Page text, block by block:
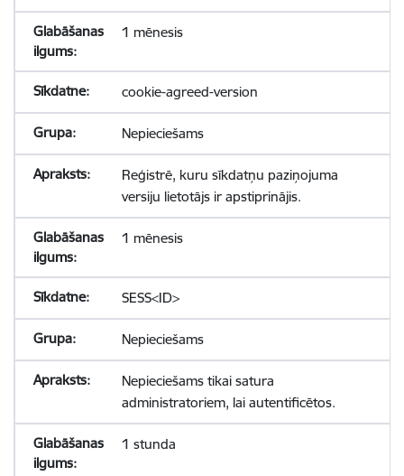
1 mēnesis
cookie-agreed-version
Nepieciešams
Reģistrē, kuru sīkdatņu paziņojuma
versiju lietotājs ir apstiprinājis.
1 mēnesis
SESS<ID>
Nepieciešams
Nepieciešams tikai satura
administratoriem, lai autentificētos.
1 stunda